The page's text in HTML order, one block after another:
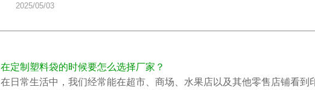
2025/05/03
在定制塑料袋的时候要怎么选择厂家？
在日常生活中，我们经常能在超市、商场、水果店以及其他零售店铺看到